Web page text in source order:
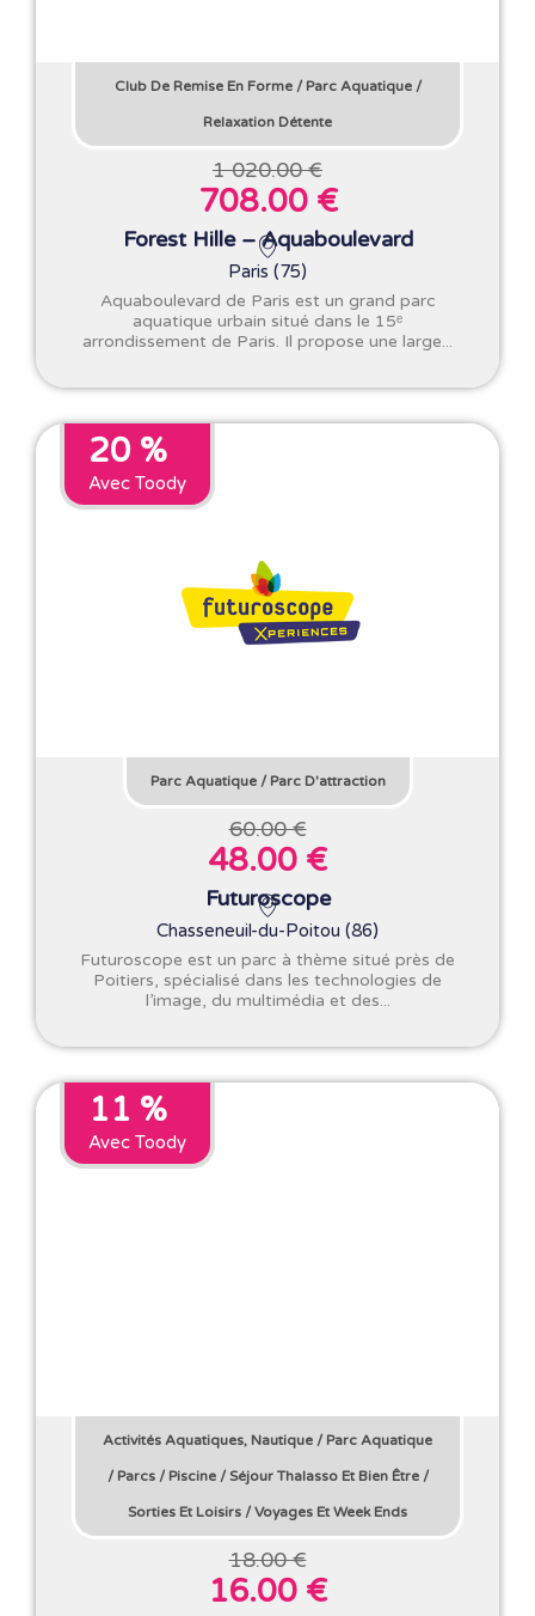
Club De Remise En Forme/ Parc Aquatique/
Relaxation Détente
1 020.00 €
708.00 €
Forest Hille – Aquaboulevard
Paris (75)
Aquaboulevard de Paris est un grand parc
aquatique urbain situé dans le 15ᵉ
arrondissement de Paris. Il propose une large...
20 %
Avec Toody
Parc Aquatique/ Parc D'attraction
60.00 €
48.00 €
Futuroscope
Chasseneuil-du-Poitou (86)
Futuroscope est un parc à thème situé près de
Poitiers, spécialisé dans les technologies de
l’image, du multimédia et des...
11 %
Avec Toody
Activités Aquatiques, Nautique / Parc Aquatique
/ Parcs/ Piscine/Séjour Thalasso Et Bien Être/
Sorties Et Loisirs /Voyages Et Week Ends
18.00 €
16.00 €